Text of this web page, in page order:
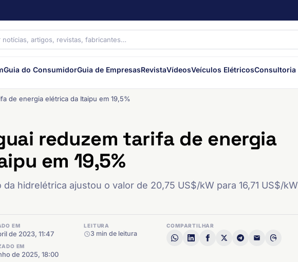
Guia do ConsumidorGuia de EmpresasRevistaVídeosVeículos ElétricosConsultoria
de energia elétrica da Itaipu em 19,5%
reduzem tarifa de energia
em 19,5%
hidrelétrica ajustou o valor de 20,75 US$/kW para 16,71 US$/kW
EM
de 2023, 11:47
EM
de 2025, 18:00
LEITURA
3 min de leitura
COMPARTILHAR